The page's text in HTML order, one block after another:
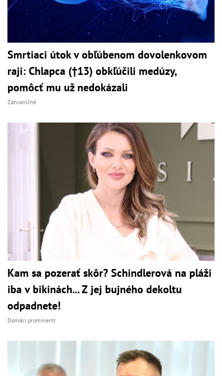
Smrtiaci útok v obľúbenom dovolenkovom
raji: Chlapca (†13) obkľúčili medúzy,
pomôcť mu už nedokázali
Zahraničné
Kam sa pozerať skôr? Schindlerová na pláži
iba v bikinách... Z jej bujného dekoltu
odpadnete!
Domáci prominenti